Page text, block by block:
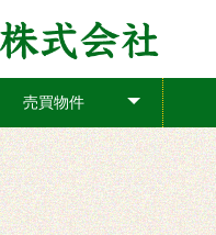
売買物件